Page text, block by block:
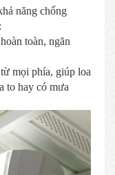
năng chống
toàn, ngăn
mọi phía, giúp loa
to hay có mưa